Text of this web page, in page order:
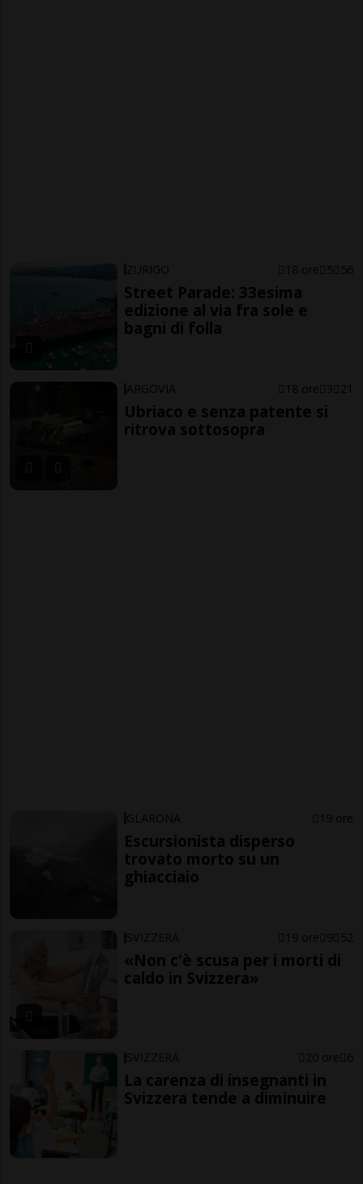
ZURIGO 18 ore 5 56
Street Parade: 33esima
edizione al via fra sole e
bagni di folla
ARGOVIA 18 ore 3 21
Ubriaco e senza patente si
ritrova sottosopra
GLARONA 19 ore
Escursionista disperso
trovato morto su un
ghiacciaio
SVIZZERA 19 ore 9 52
«Non c'è scusa per i morti di
caldo in Svizzera»
SVIZZERA 20 ore 6
La carenza di insegnanti in
Svizzera tende a diminuire